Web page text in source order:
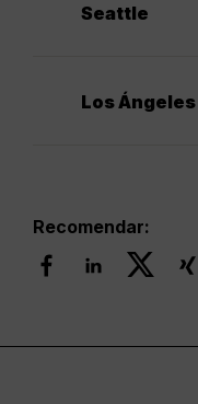
Seattle
Los Ángeles
Recomendar: